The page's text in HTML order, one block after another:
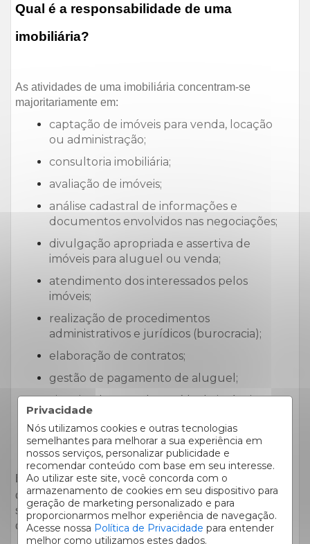
Privacidade
Nós utilizamos cookies e outras tecnologias
semelhantes para melhorar a sua experiência em
nossos serviços, personalizar publicidade e
recomendar conteúdo com base em seu interesse.
Ao utilizar este site, você concorda com o
armazenamento de cookies em seu dispositivo para
geração de marketing personalizado e para
proporcionarmos melhor experiência de navegação.
Acesse nossa Política de Privacidade para entender
melhor como utilizamos estes dados.
Qual é a responsabilidade de uma
imobiliária?
As atividades de uma imobiliária concentram-se
majoritariamente em:
captação de imóveis para venda, locação
ou administração;
consultoria imobiliária;
avaliação de imóveis;
análise cadastral de informações e
documentos envolvidos nas negociações;
divulgação apropriada e assertiva de
imóveis para aluguel ou venda;
atendimento dos interessados pelos
imóveis;
realização de procedimentos
administrativos e jurídicos (burocracia);
elaboração de contratos;
gestão de pagamento de aluguel;
vistorias de entrada e saída de imóveis;
levantamento de documentação para
declaração de imóveis no imposto de
renda.
Em resumo, a empresa visa garantir que todos os
contratos, transações e negociações ocorram de forma
segura para proprietários e inquilinos e sempre
conforme a lei.